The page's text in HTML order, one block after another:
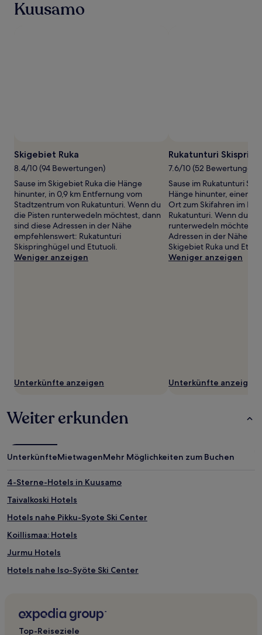
Preise
Kuusamo
Foto
von
Rukakeskus
Ltd
all
rights
reserved
Skigebiet Ruka
8.4/10 (94 Bewertungen)
Sause im Skigebiet Ruka die Hänge
hinunter, in 0,9 km Entfernung vom
Stadtzentrum von Rukatunturi. Wenn du
die Pisten runterwedeln möchtest, dann
sind diese Adressen in der Nähe
empfehlenswert: Rukatunturi
Skispringhügel und Etutuoli.
Weniger anzeigen
Unterkünfte anzeigen
Rukatunturi
7.6/10 (52 Bewertungen)
Sause im Rukatunturi
Hänge hinunter, einem
Ort zum Skifahren im
Rukatunturi. Wenn du
runterwedeln möchtest,
Adressen in der Nähe
Skigebiet Ruka und
Weniger anzeigen
Unterkünfte anzeigen
Weiter erkunden
UnterkünfteMietwagenMehr Möglichkeiten zum Buchen
4-Sterne-Hotels in Kuusamo
Taivalkoski Hotels
Hotels nahe Pikku-Syote Ski Center
Koillismaa: Hotels
Jurmu Hotels
Hotels nahe Iso-Syöte Ski Center
Patoniemi Hotels
Top-Reiseziele